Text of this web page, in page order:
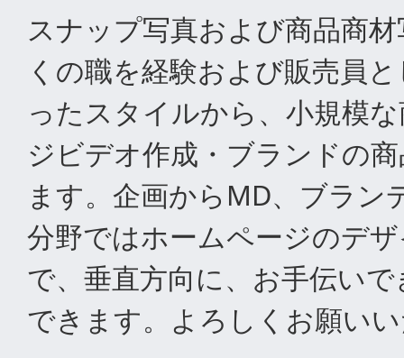
スナップ写真および商品商
くの職を経験および販売員
ったスタイルから、小規模
ジビデオ作成・ブランドの
ます。企画からMD、ブラン
分野ではホームページのデ
で、垂直方向に、お手伝い
できます。よろしくお願い